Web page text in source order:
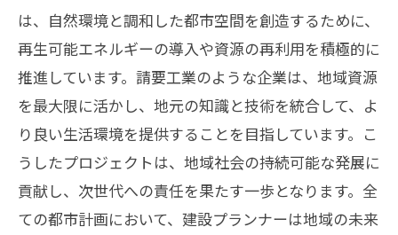
は、自然環境と調和した都市空間を創造するために、
再生可能エネルギーの導入や資源の再利用を積極的に
推進しています。請要工業のような企業は、地域資源
を最大限に活かし、地元の知識と技術を統合して、よ
り良い生活環境を提供することを目指しています。こ
うしたプロジェクトは、地域社会の持続可能な発展に
貢献し、次世代への責任を果たす一歩となります。全
ての都市計画において、建設プランナーは地域の未来